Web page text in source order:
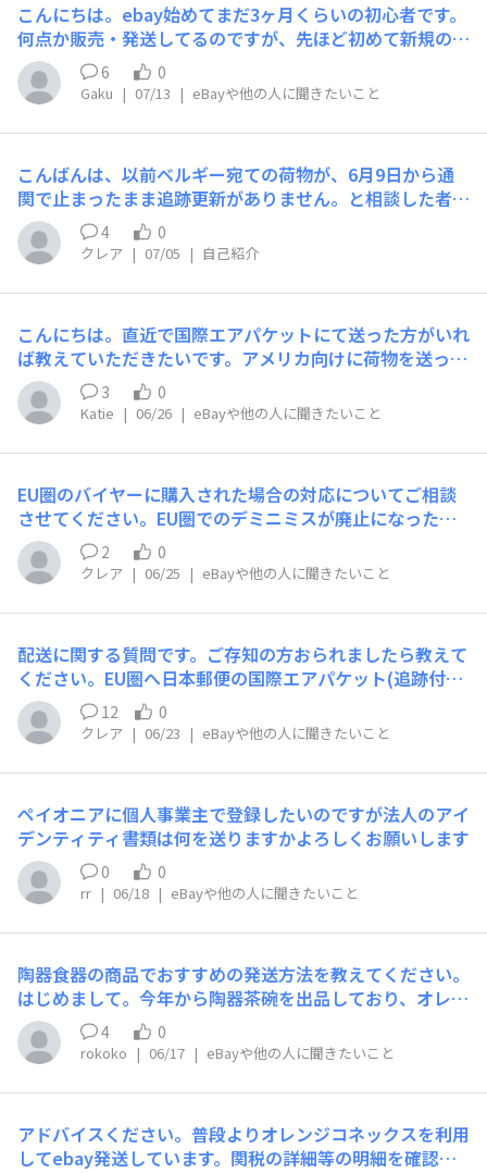
避けたいです。商品によって、発送業者を使い分けたいの
で、ご存じでしたら教えてください。よろしくお願いしま
す。
こんにちは。ebay始めてまだ3ヶ月くらいの初心者です。
何点か販売・発送してるのですが、先ほど初めて新規のバ
イヤーから購入確認用のQRコードを送られてきました。
どうやらセラーがQRコードを読んで確認するようです。
すごく怪しいと感じたのですが、通常なのでしょうか？も
し同じ方いましたらどう対応されましたか？
6 0
Gaku | 07/13 | eBayや他の人に聞きたいこと
こんばんは、以前ベルギー宛ての荷物が、6月9日から通
関で止まったまま追跡更新がありません。と相談した者で
す。配送予定日の7月5日も過ぎそうです。サポートへ相談
したところ、「配送中であればすぐに返金する必要はない
が、追跡が長期間更新されない場合はセラーに不利になる
可能性がある」と案内されました。日本郵便にも調査を依
ん。このようなケースを経験された方はいらっしゃいます
か？期限を過ぎても配達されない場合、皆さんならどのタ
イミングで返金対応をされますか？教えていただけると幸
いです。よろしくお願いいたします。
4 0
クレア | 07/05 | 自己紹介
こんにちは。直近で国際エアパケットにて送った方がいれ
ば教えていただきたいです。アメリカ向けに荷物を送った
のですがまだアメリカに到着していないようなのです。6/
13に国際交換局から発送された荷物がまだ国際交換局を
出発したまま（ステータスが「国際交換局から発送」のま
ま）で、アメリカに上陸した形跡がありません。（日本郵
じでした）W杯で遅延しているとも聞いたのですが、皆さ
ん状況いかがでしょうか？※6/15にインド向けに送った
荷物は6/22にいつも通り到着していたので、全世界的に遅
れているわけではないのかな…と思ったりしまして。
3 0
Katie | 06/26 | eBayや他の人に聞きたいこと
EU圏のバイヤーに購入された場合の対応についてご相談
させてください。EU圏でのデミニミスが廃止になったの
で、今後EU圏のバイヤーに購入したされた場合、どう発
送するか困っています。私の商品は平均25ドルくらいの小
さなものが、ほとんどなので、日本郵便の国際エアパケッ
トで発送していきたいと思っています。ですが日本郵便が
DHLかFedExだとかなり送料が上がりますし・・・対策と
して1.送料もしくは本体価格に上乗せして(大幅に値上げ
となりますが)DDP対応のクーリエで送る。デメリットは
価格が上がること。2.あらかじめサイト上や、バイヤーに
は購入後や、到着時にキャンセルされる可能性がある。3.
EU圏での販売はしない品目ごとに3ユーロとのことです
が、+徴収手数料もかかりますよね？実質いくらなのかわ
からない状態でバイヤーが払うとは限らないと思っていま
す。皆さんはどのような対策を取られていますでしょう
か？差し支えなければ教えてください。よろしくお願いし
2 0
クレア | 06/25 | eBayや他の人に聞きたいこと
配送に関する質問です。ご存知の方おられましたら教えて
ください。EU圏へ日本郵便の国際エアパケット(追跡付)
で商品を送りました。６月２日発送→6月9日(到着国の税
関)そこから2週間以上動きがありません。到着予定日は6
月19日〜7月5日なので、まだ猶予はあるのですが、それ
にしても長いなと心配になり、日本郵便は調査依頼を昨日
ょうか？lossの番号もきちんと記載してだしました。相手
方にも念のため確認してみたところまだ届いてないとのこ
とでした。このような場合他にできる対策はないのでしょ
うか？到着予定日過ぎてから動くと遅いのではないかと、
けなかったのでしょうか？
12 0
クレア | 06/23 | eBayや他の人に聞きたいこと
ペイオニアに個人事業主で登録したいのですが法人のアイ
デンティティ書類は何を送りますかよろしくお願いします
0 0
rr | 06/18 | eBayや他の人に聞きたいこと
陶器食器の商品でおすすめの発送方法を教えてください。
はじめまして。今年から陶器茶碗を出品しており、オレン
ジコネックスを利用してFedex発送を行っております。し
かし最近事件が2件起こりました。1件目が商品の破損で
す。木箱入りの陶器茶碗を外箱から5mmの厚さになるほ
ど梱包(茶碗単体も梱包）を行いましたが、茶碗が粉々で
㎜以上ないと補償対象外と言われてしまいました。実際に
厚さ8㎜での梱包を試しましたが、かなり大きい箱が必要
4 0
rokoko | 06/17 | eBayや他の人に聞きたいこと
アドバイスください。普段よりオレンジコネックスを利用
してebay発送しています。関税の詳細等の明細を確認し